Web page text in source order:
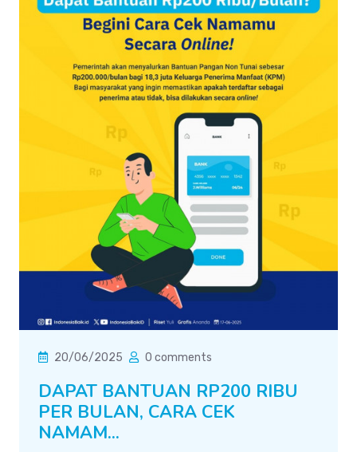
20/06/2025 0 comments
DAPAT BANTUAN RP200 RIBU
PER BULAN, CARA CEK
NAMAM...